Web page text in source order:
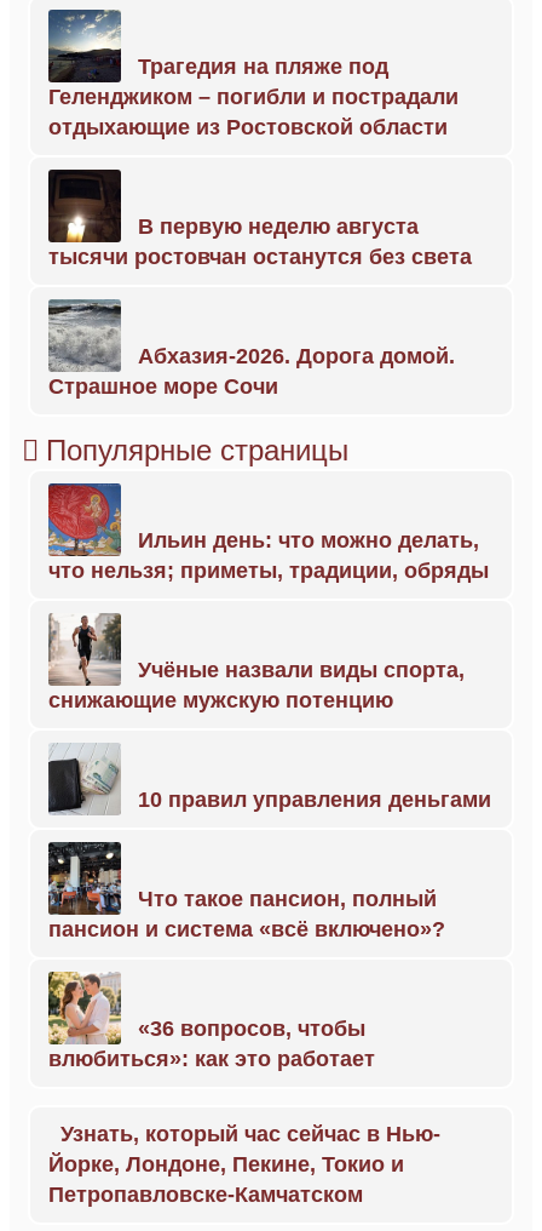
Трагедия на пляже под
Геленджиком – погибли и пострадали
отдыхающие из Ростовской области
В первую неделю августа
тысячи ростовчан останутся без света
Абхазия-2026. Дорога домой.
Страшное море Сочи
Популярные страницы
Ильин день: что можно делать,
что нельзя; приметы, традиции, обряды
Учёные назвали виды спорта,
снижающие мужскую потенцию
10 правил управления деньгами
Что такое пансион, полный
пансион и система «всё включено»?
«36 вопросов, чтобы
влюбиться»: как это работает
Узнать, который час сейчас в Нью-
Йорке, Лондоне, Пекине, Токио и
Петропавловске-Камчатском